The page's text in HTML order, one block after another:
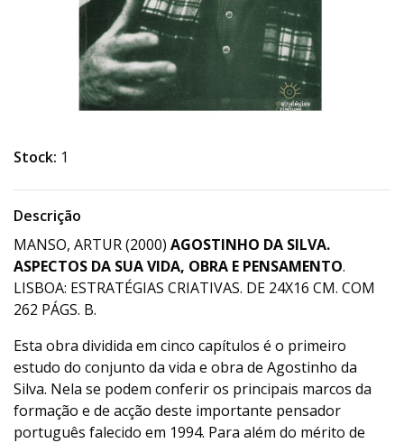
Stock: 1
Descrição
MANSO, ARTUR (2000) AGOSTINHO DA SILVA.
ASPECTOS DA SUA VIDA, OBRA E PENSAMENTO.
LISBOA: ESTRATÉGIAS CRIATIVAS. DE 24X16 CM. COM
262 PÁGS. B.
Esta obra dividida em cinco capítulos é o primeiro
estudo do conjunto da vida e obra de Agostinho da
Silva. Nela se podem conferir os principais marcos da
formação e de acção deste importante pensador
português falecido em 1994. Para além do mérito de